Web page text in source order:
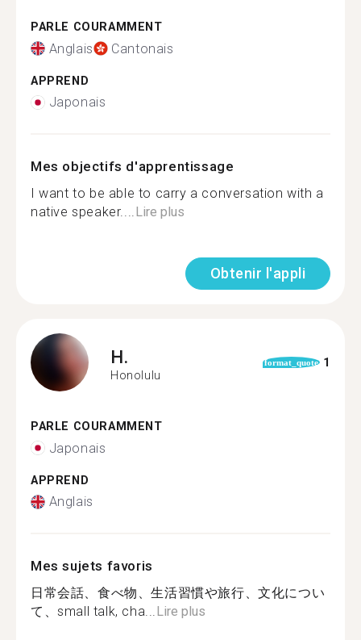
PARLE COURAMMENT
Anglais Cantonais
APPREND
Japonais
Mes objectifs d'apprentissage
I want to be able to carry a conversation with a
native speaker....Lire plus
Obtenir l'appli
H.
Honolulu
format_quote 1
PARLE COURAMMENT
Japonais
APPREND
Anglais
Mes sujets favoris
日常会話、食べ物、生活習慣や旅行、文化につい
て、small talk, cha...Lire plus